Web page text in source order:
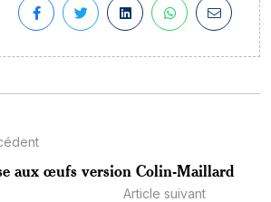
aux œufs version Colin-Maillard
Article suivant